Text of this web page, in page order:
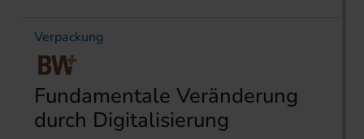
Verpackung
Fundamentale Veränderung
durch Digitalisierung